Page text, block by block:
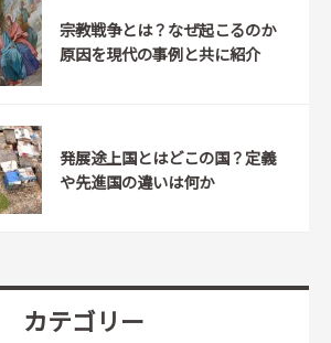
宗教戦争とは？なぜ起こるのか
原因を現代の事例と共に紹介
発展途上国とはどこの国？定義
や先進国の違いは何か
カテゴリー